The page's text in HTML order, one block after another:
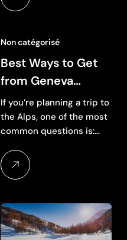
Non catégorisé
Best Ways to Get
from Geneva
Airport to
Chamonix (2026
Guide)
If you’re planning a trip to
the Alps, one of the most
common questions is:…